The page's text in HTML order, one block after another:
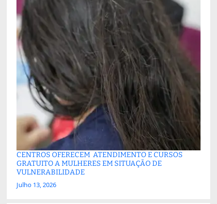
CENTROS OFERECEM ATENDIMENTO E CURSOS
GRATUITO A MULHERES EM SITUAÇÃO DE
VULNERABILIDADE
Julho 13, 2026